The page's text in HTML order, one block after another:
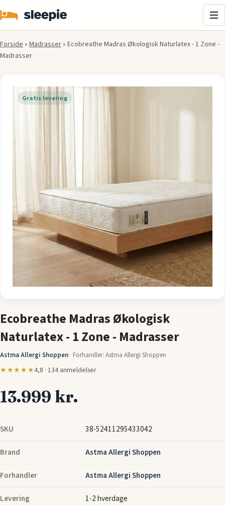
Forside» Madrasser» Ecobreathe Madras Økologisk Naturlatex - 1 Zone -
Madrasser
Gratis levering
SKU 38-52411295433042
Brand Astma Allergi Shoppen
Forhandler Astma Allergi Shoppen
Levering 1-2 hverdage
Ecobreathe Madras Økologisk
Naturlatex - 1 Zone - Madrasser
Astma Allergi Shoppen · Forhandler: Astma Allergi Shoppen
★★★★★4,8 · 134 anmeldelser
13.999 kr.